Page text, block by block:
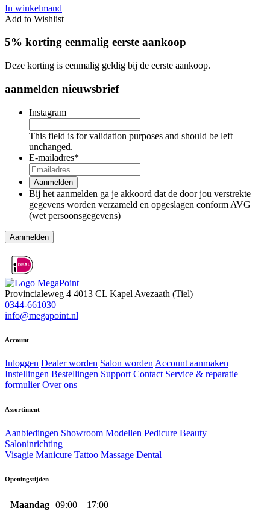
In winkelmand
Add to Wishlist
5% korting eenmalig eerste aankoop
Deze korting is eenmalig geldig bij de eerste aankoop.
aanmelden nieuwsbrief
Instagram
This field is for validation purposes and should be left
unchanged.
E-mailadres*
Aanmelden
Bij het aanmelden ga je akkoord dat de door jou verstrekte
gegevens worden verzameld en opgeslagen conform AVG
(wet persoonsgegevens)
Aanmelden
Provincialeweg 4 4013 CL Kapel Avezaath (Tiel)
0344-661030
info@megapoint.nl
Account
Inloggen Dealer worden Salon wordenAccount aanmaken
Instellingen Bestellingen Support Contact Service & reparatie
formulier Over ons
Assortiment
Aanbiedingen Showroom Modellen Pedicure Beauty
Saloninrichting
Visagie Manicure Tattoo Massage Dental
Openingstijden
Maandag 09:00 – 17:00